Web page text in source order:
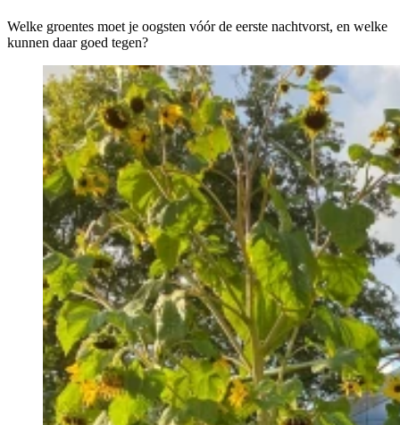
Welke groentes moet je oogsten vóór de eerste nachtvorst, en welke
kunnen daar goed tegen?